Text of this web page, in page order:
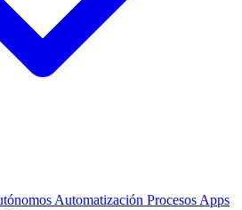
Automatización Procesos Apps